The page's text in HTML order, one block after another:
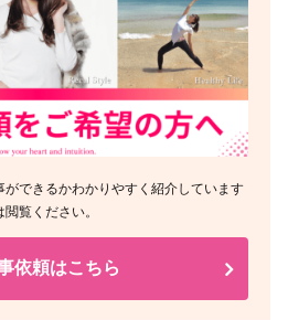
できるかわかりやすく紹介しています
覧ください。
依頼はこちら